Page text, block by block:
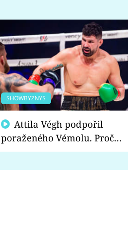
SHOWBYZNYS
poraženého Vémolu. Proč
chce raději zápasit s ním než